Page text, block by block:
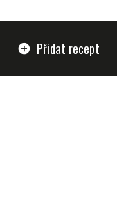
add_circle Přidat recept